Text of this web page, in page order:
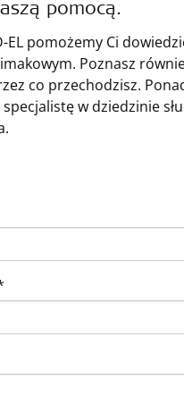
pomocą.
EL pomożemy Ci
Poznasz
co przechodzisz.
w dziedzinie